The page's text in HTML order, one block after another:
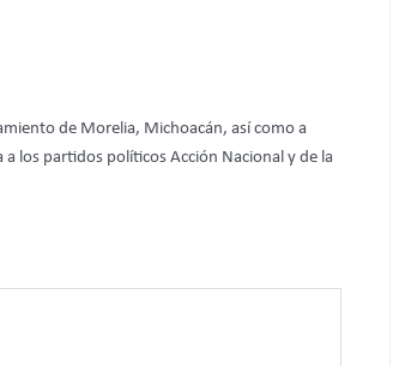
de Morelia, Michoacán, así como a
los partidos políticos Acción Nacional y de la